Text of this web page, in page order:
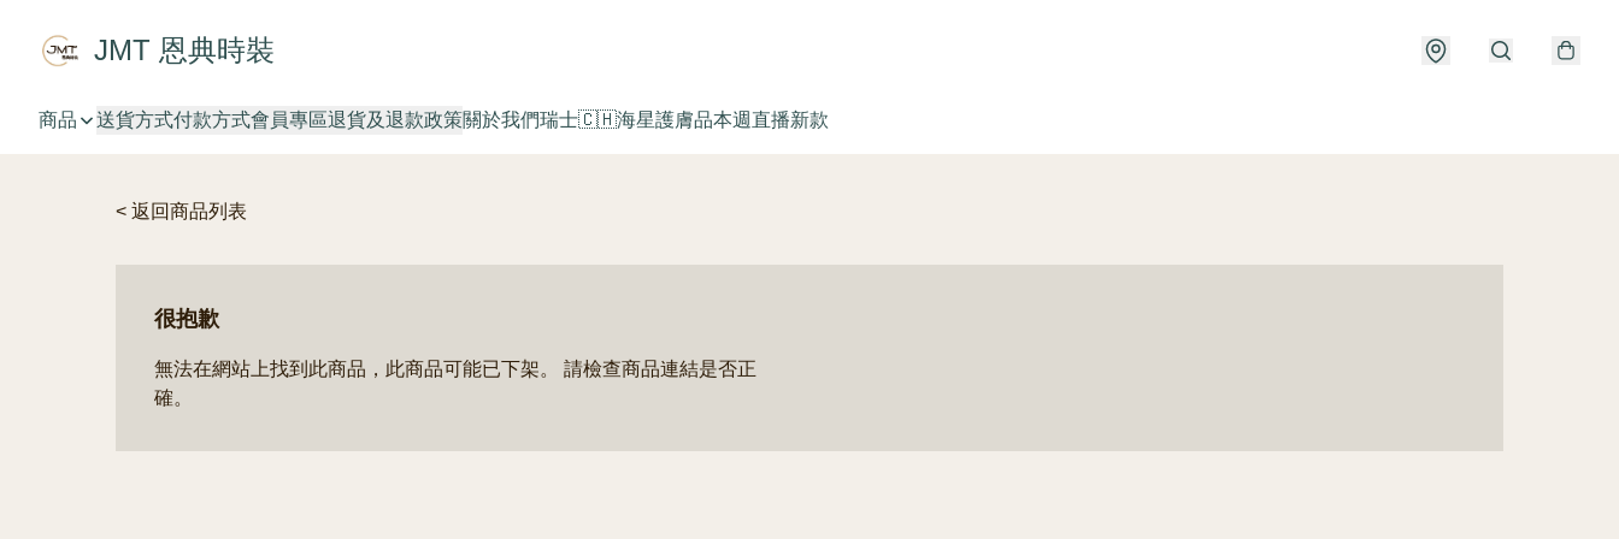
JMT 恩典時裝
商品 送貨方式付款方式會員專區退貨及退款政策關於我們瑞士🇨🇭海星護膚品本週直播新款
< 返回商品列表
很抱歉
無法在網站上找到此商品，此商品可能已下架。 請檢查商品連結是否正
確。